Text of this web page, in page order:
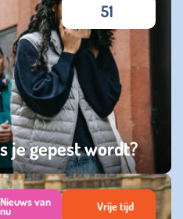
je gepest wordt?
51
Nieuws van
nu Vrije tijd